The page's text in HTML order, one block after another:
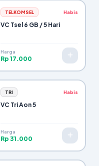
TELKOMSEL Habis
VC Tsel 6 GB / 5 Hari
Harga
Rp 17.000
TRI Habis
VC Tri Aon 5
Harga
Rp 31.000